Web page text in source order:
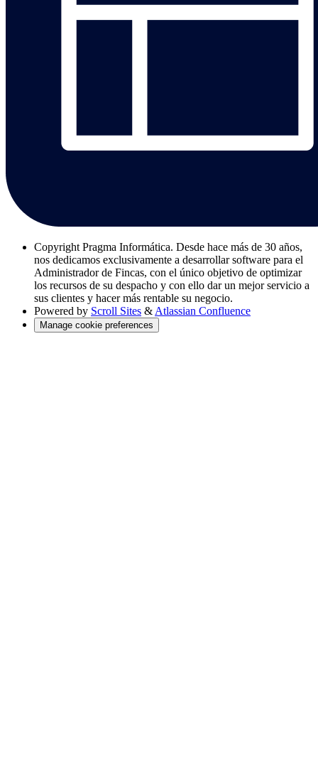
Copyright Pragma Informática. Desde hace más de 30 años,
nos dedicamos exclusivamente a desarrollar software para el
Administrador de Fincas, con el único objetivo de optimizar
los recursos de su despacho y con ello dar un mejor servicio a
sus clientes y hacer más rentable su negocio.
Powered by Scroll Sites & Atlassian Confluence
Manage cookie preferences